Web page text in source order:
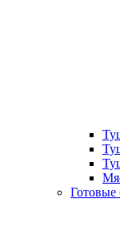
Готовые